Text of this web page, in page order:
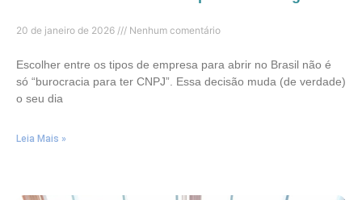
20 de janeiro de 2026 Nenhum comentário
Escolher entre os tipos de empresa para abrir no Brasil não é
só “burocracia para ter CNPJ”. Essa decisão muda (de verdade)
o seu dia
Leia Mais »